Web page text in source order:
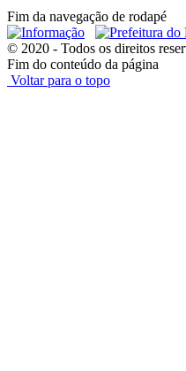
Fim da navegação de rodapé
© 2020 - Todos os direitos
Fim do conteúdo da página
Voltar para o topo